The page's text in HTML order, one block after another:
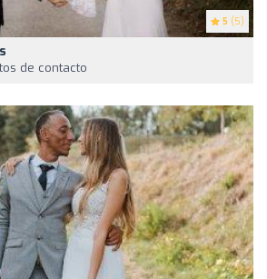
5 (5)
de contacto